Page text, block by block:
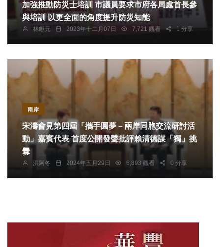
加強推動防災士培訓 市議員要求市府各局處首長參
與培訓 以更全面的角度提升防災知能
林獻元 2023年十二月07日 7,721 觀看 1 分享
兩岸
宋濤會見第四屆「攜手圓夢－兩岸同胞交流研討活
動」嘉賓代表 首度公開發聲批評賴清德謀「獨」挑
釁
洪阿冬 2024年五月29日 6,893 觀看 0 分享